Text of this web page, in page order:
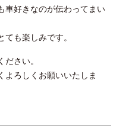
車好きなのが伝わってまい
も楽しみです。
ださい。
よろしくお願いいたしま